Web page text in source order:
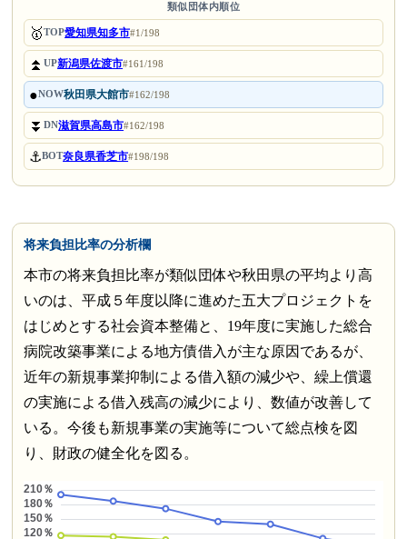
類似団体内順位
🥇TOP愛知県知多市#1/198
⏫UP新潟県佐渡市#161/198
●NOW秋田県大館市#162/198
⏬DN滋賀県高島市#162/198
⚓BOT奈良県香芝市#198/198
将来負担比率の分析欄
本市の将来負担比率が類似団体や秋田県の平均より高
いのは、平成５年度以降に進めた五大プロジェクトを
はじめとする社会資本整備と、19年度に実施した総合
病院改築事業による地方債借入が主な原因であるが、
近年の新規事業抑制による借入額の減少や、繰上償還
の実施による借入残高の減少により、数値が改善して
いる。今後も新規事業の実施等について総点検を図
り、財政の健全化を図る。